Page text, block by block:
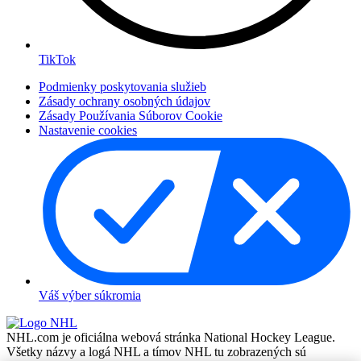
TikTok
Podmienky poskytovania služieb
Zásady ochrany osobných údajov
Zásady Používania Súborov Cookie
Nastavenie cookies
Váš výber súkromia
NHL.com je oficiálna webová stránka National Hockey League.
Všetky názvy a logá NHL a tímov NHL tu zobrazených sú